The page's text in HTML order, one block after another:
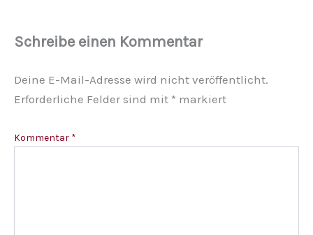
Schreibe einen Kommentar
Deine E-Mail-Adresse wird nicht veröffentlicht.
Erforderliche Felder sind mit * markiert
Kommentar *